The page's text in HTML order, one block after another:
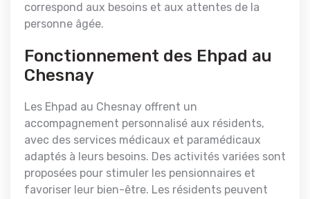
correspond aux besoins et aux attentes de la
personne âgée.
Fonctionnement des Ehpad au
Chesnay
Les Ehpad au Chesnay offrent un
accompagnement personnalisé aux résidents,
avec des services médicaux et paramédicaux
adaptés à leurs besoins. Des activités variées sont
proposées pour stimuler les pensionnaires et
favoriser leur bien-être. Les résidents peuvent